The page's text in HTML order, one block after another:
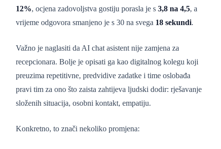
12%, ocjena zadovoljstva gostiju porasla je s 3,8 na 4,5, a
vrijeme odgovora smanjeno je s 30 na svega 18 sekundi.
Važno je naglasiti da AI chat asistent nije zamjena za
recepcionara. Bolje je opisati ga kao digitalnog kolegu koji
preuzima repetitivne, predvidive zadatke i time oslobađa
pravi tim za ono što zaista zahtijeva ljudski dodir: rješavanje
složenih situacija, osobni kontakt, empatiju.
Konkretno, to znači nekoliko promjena: